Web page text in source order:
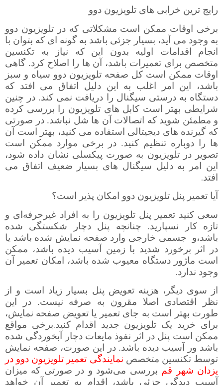
رایج ترین خرابی های تلویزیون دوو
برخی اوقات ممکن است مشکلاتی که در تلویزیون دوو
به وجود می آید، بسیار جزئی باشد به گونه ای که بتوان با
انجام اقدامات اولیه بدون این که نیاز به تکنسین
متخصص برای تعمیرات باشد، آن ها را اصلاح کرد. گاهی
اوقات ممکن است کل صفحه تلویزیون دوو سیاه و سبز
باشد، این امر اغلب به این دلیل اتفاق می افتد که
دستگاه به درستی سیگنال را دریافت نمی کند. در چنین
شرایطی بهتر است کابل های تلویزیون را بررسی کرده
و مطمئن شوید که اتصالات آن ها شل نباشد. در صورتی
که گیرنده های دیجیتالی استفاده می کنید، بهتر است آن
ها را دوباره تنظیم کنید. در برخی موارد ممکن است
تصویر در تلویزیون به صورت پیکسلی نشان داده شود،
این امر به دلیل سیگنال های بسیار ضعیف اتفاق می
افتد.
آیا تعمیر پنل تلویزیون دوو امکان پذیر است؟
سعی کنید تعمیر پنل تلویزیون را به افراد غیرحرفه‌ای و
تازه کار نسپارید. چنانچه پنل دچار شکستگی شده
باشد،و
جسمی خارجی وارد صفحه نمایش شده باشد یا
در اثر برخورد شدید با زمین آسیب دیده باشد، ممکن
است ماژور دستگاه معیوب شده باشد، امکان تعمیر آن
وجود ندارد.
از سوی دیگر، هزینه تعویض پنل بسیار زیاد است و از
نظر اقتصادی اصلا مقرون به صرفه نیست. در این
طورت بهتر است به جای تعمیر یا تعویض صفحه نمایش،
برای خرید یک تلویزیون جدید اقدام کنید.برخی مواقع
ممکن است پنل در اثر نفوذ مایعات دچار آبخوردگی شده
باشد ور آسیب دیده باشد. در این صورت، صفحه نمایش
توسط تکنسین متخصص نمایندگی تعمیر تلویزیون دوو در
یزدان شهر قم بررسی می‌شود و در صورتی که میزان
آسیب دیدگی جزئی باشد، اقدام به تعمیر آن خواهد